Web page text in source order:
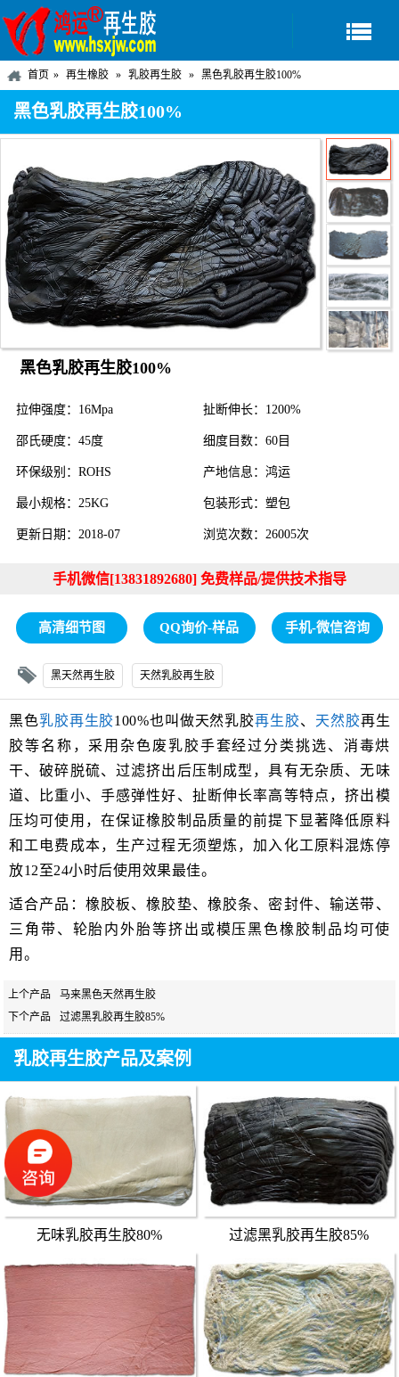
首页 再生橡胶 乳胶再生胶 黑色乳胶再生胶100%
黑色乳胶再生胶100%
黑色乳胶再生胶100%
拉伸强度：16Mpa 扯断伸长：1200%
邵氏硬度：45度 细度目数：60目
环保级别：ROHS 产地信息：鸿运
最小规格：25KG 包装形式：塑包
更新日期：2018-07 浏览次数：26005次
手机微信[13831892680] 免费样品/提供技术指导
高清细节图 QQ询价-样品 手机-微信咨询
黑天然再生胶 天然乳胶再生胶
黑色乳胶再生胶100%也叫做天然乳胶再生胶、 天然胶再生
胶等名称，采用杂色废乳胶手套经过分类挑选、消毒烘
干、破碎脱硫、过滤挤出后压制成型，具有无杂质、无味
道、比重小、手感弹性好、扯断伸长率高等特点，挤出模
压均可使用，在保证橡胶制品质量的前提下显著降低原料
和工电费成本，生产过程无须塑炼，加入化工原料混炼停
放12至24小时后使用效果最佳。
适合产品：橡胶板、橡胶垫、橡胶条、密封件、输送带、
三角带、轮胎内外胎等挤出或模压黑色橡胶制品均可使
用。
上个产品
马来黑色天然再生胶
下个产品
过滤黑乳胶再生胶85%
乳胶再生胶产品及案例
无味乳胶再生胶80% 过滤黑乳胶再生胶85%